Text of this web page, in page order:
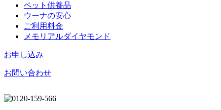
ペット供養品
ウーナの安心
ご利用料金
メモリアルダイヤモンド
お申し込み
お問い合わせ